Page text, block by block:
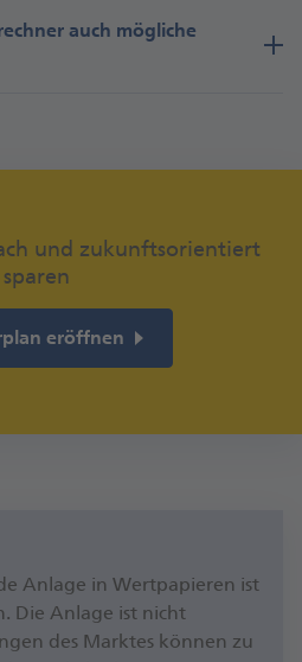
auch mögliche
und zukunftsorientiert
sparen
eröffnen
Anlage in Wertpapieren ist
Die Anlage ist nicht
des Marktes können zu